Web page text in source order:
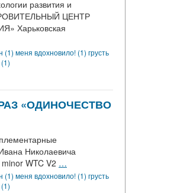
развития и
ЦЕНТР
Харьковская
(1) меня вдохновило! (1) грусть
«ОДИНОЧЕСТВО
Николаевича
WTC V2 …
(1) меня вдохновило! (1) грусть